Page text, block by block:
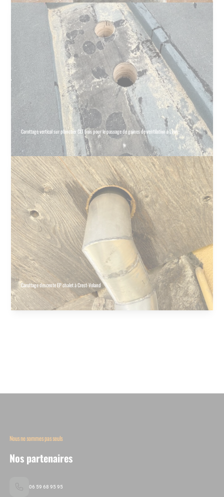
Carottage vertical sur plancher CLT bois pour le passage de gaines de ventilation à Lyon
Carottage descente EP chalet à Crest-Voland
Nous ne sommes pas seuls
Nos partenaires
06 59 68 95 95